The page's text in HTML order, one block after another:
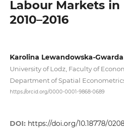
Labour Markets
2010–2016
Karolina Lewandowska‑Gwarda
University of Lodz, Faculty of
Department of Spatial
https://orcid.org/0000-0001-9868-0689
DOI: https://doi.org/10.18778/